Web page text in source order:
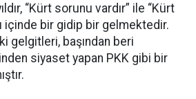
“Kürt sorunu vardır” ile “Kürt
içinde bir gidip bir gelmektedir.
gelgitleri, başından beri
siyaset yapan PKK gibi bir